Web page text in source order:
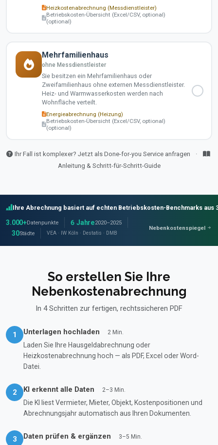
Heizkostenabrechnung (Messdienstleister)
Betriebskosten-Übersicht (Excel/CSV, optional)
(optional)
Mehrfamilienhaus
ohne Messdienstleister
Sie besitzen ein Mehrfamilienhaus oder
Zweifamilienhaus ohne externen Messdienstleister.
Heiz- und Warmwasserkosten werden nach
Wohnfläche verteilt.
Energieabrechnung (Heizung)
Betriebskosten-Übersicht (Excel/CSV, optional)
(optional)
Ihr Fall ist komplexer? Jetzt als Done-for-you Service anfragen
·
Anleitung & Schritt-für-Schritt-Guide
Ihre Abrechnung basiert auf echten Betriebskosten-Benchmarks aus
3.000+Daten­punkte 6 Jahre2020–2025
30Städte VEA · IW Köln · Destatis · DMB
Nebenkostenspiegel
So erstellen Sie Ihre
Nebenkostenabrechnung
In 4 Schritten zur fertigen, rechtssicheren PDF
1 Unterlagen hochladen 2 Min.
Laden Sie Ihre Hausgeldabrechnung oder
Heizkostenabrechnung hoch — als PDF, Excel oder Word-
Datei.
2 KI erkennt alle Daten 2–3 Min.
Die KI liest Vermieter, Mieter, Objekt, Kostenpositionen und
Abrechnungsjahr automatisch aus Ihren Dokumenten.
3 Daten prüfen & ergänzen 3–5 Min.